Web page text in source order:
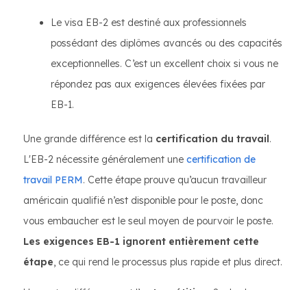
Le visa EB-2 est destiné aux professionnels
possédant des diplômes avancés ou des capacités
exceptionnelles. C’est un excellent choix si vous ne
répondez pas aux exigences élevées fixées par
EB-1.
Une grande différence est la certification du travail.
L'EB-2 nécessite généralement une certification de
travail PERM. Cette étape prouve qu’aucun travailleur
américain qualifié n’est disponible pour le poste, donc
vous embaucher est le seul moyen de pourvoir le poste.
Les exigences EB-1 ignorent entièrement cette
étape, ce qui rend le processus plus rapide et plus direct.